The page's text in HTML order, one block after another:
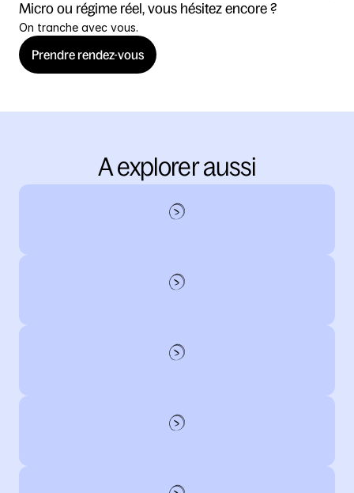
Micro ou régime réel, vous hésitez encore ?
On tranche avec vous.
Prendre rendez-vous
A explorer aussi